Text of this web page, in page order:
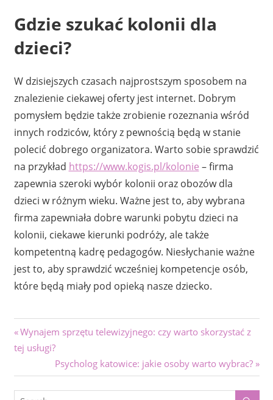
Gdzie szukać kolonii dla
dzieci?
W dzisiejszych czasach najprostszym sposobem na
znalezienie ciekawej oferty jest internet. Dobrym
pomysłem będzie także zrobienie rozeznania wśród
innych rodziców, który z pewnością będą w stanie
polecić dobrego organizatora. Warto sobie sprawdzić
na przykład https://www.kogis.pl/kolonie – firma
zapewnia szeroki wybór kolonii oraz obozów dla
dzieci w różnym wieku. Ważne jest to, aby wybrana
firma zapewniała dobre warunki pobytu dzieci na
kolonii, ciekawe kierunki podróży, ale także
kompetentną kadrę pedagogów. Niesłychanie ważne
jest to, aby sprawdzić wcześniej kompetencje osób,
które będą miały pod opieką nasze dziecko.
Nawigacja
wpisu
Previous
Post:
Wynajem sprzętu telewizyjnego: czy warto skorzystać z
tej usługi?
Next
Post:
Psycholog katowice: jakie osoby warto wybrac?